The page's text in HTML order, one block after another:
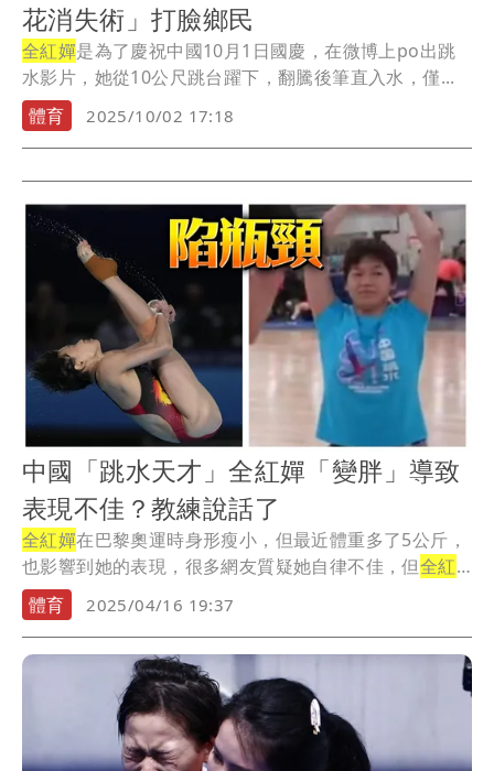
花消失術」打臉鄉民
全紅嬋是為了慶祝中國10月1日國慶，在微博上po出跳
水影片，她從10公尺跳台躍下，翻騰後筆直入水，僅...
體育
2025/10/02 17:18
中國「跳水天才」全紅嬋「變胖」導致
表現不佳？教練說話了
全紅嬋在巴黎奧運時身形瘦小，但最近體重多了5公斤，
也影響到她的表現，很多網友質疑她自律不佳，但全紅
嬋...
體育 2025/04/16 19:37